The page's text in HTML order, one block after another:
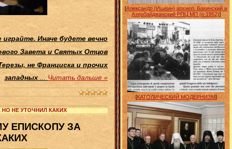
играйте. Иначе будете вечно
Завета и Святых Отцов
не Франциска и прочих
западных ... Читать дальше »
НО НЕ УТОЧНИЛ КАКИХ
ЕПИСКОПУ ЗА
[Александр (Ищеин),архиеп. Бакинский и
Азербайджанский РПЦ МП (р.1952)]
[КАТОЛИЧЕСКИЙ МОДЕРНИЗМ]